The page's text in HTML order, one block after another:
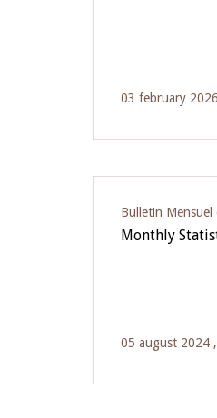
03 february
Bulletin Mensuel
Monthly
05 august 2024 ,